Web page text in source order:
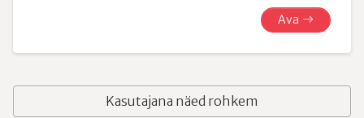
Ava
Kasutajana näed rohkem